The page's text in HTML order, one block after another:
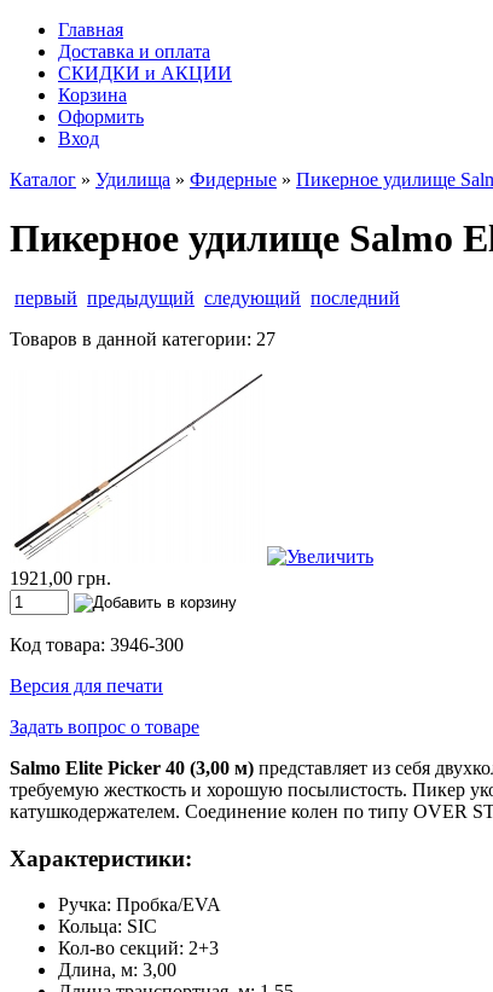
Главная
Доставка и оплата
СКИДКИ и АКЦИИ
Корзина
Оформить
Вход
Каталог » Удилища » Фидерные » Пикерное удилище
Пикерное удилище Salmo
первый предыдущий следующий последний
Товаров в данной категории: 27
1921,00 грн.
Код товара: 3946-300
Версия для печати
Задать вопрос о товаре
Salmo Elite Picker 40 (3,00 м) представляет из себя
требуемую жесткость и хорошую посылистость. Пикер
катушкодержателем. Соединение колен по типу OVER
Характеристики:
Ручка: Пробка/EVA
Кольца: SIC
Кол-во секций: 2+3
Длина, м: 3,00